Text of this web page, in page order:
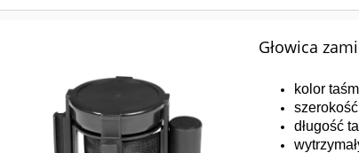
Głowica
kolor
długość